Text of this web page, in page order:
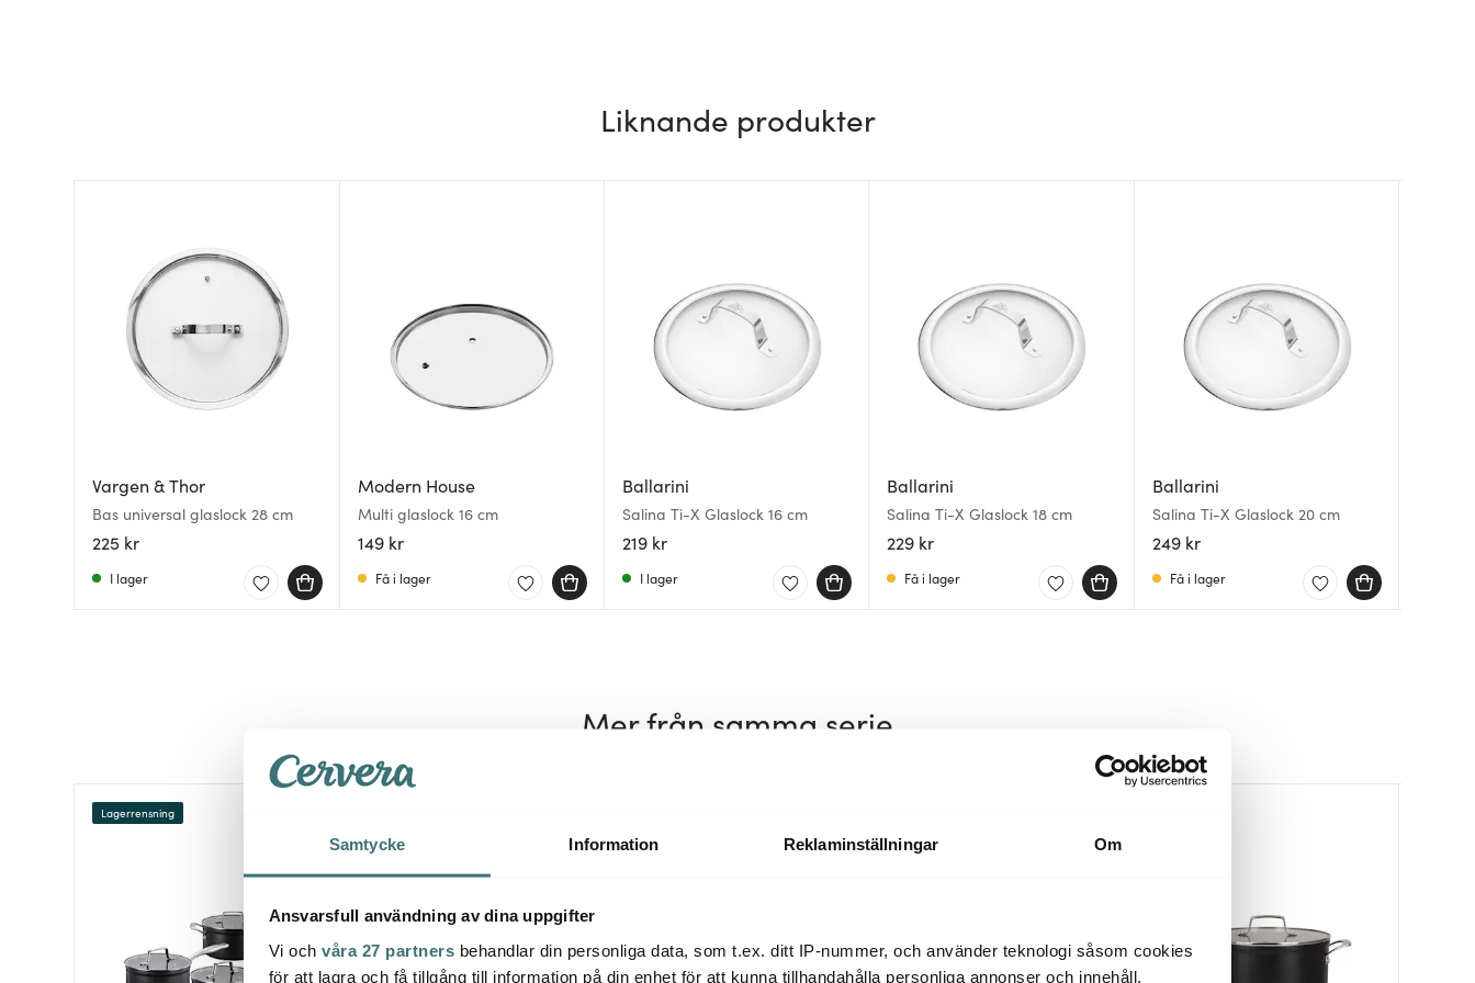
Samtycke Information Reklaminställningar Om
Ansvarsfull användning av dina uppgifter
Vi och våra 27 partners behandlar din personliga data, som t.ex. ditt IP-nummer, och använder teknologi såsom cookies
för att lagra och få tillgång till information på din enhet för att kunna tillhandahålla personliga annonser och innehåll,
Liknande produkter
Vargen & Thor
Bas universal glaslock 28 cm
225 kr
I lager
Modern House
Multi glaslock 16 cm
149 kr
Få i lager
Ballarini
Salina Ti-X Glaslock 16 cm
219 kr
I lager
Ballarini
Salina Ti-X Glaslock 18 cm
229 kr
Få i lager
Ballarini
Salina Ti-X Glaslock 20 cm
249 kr
Få i lager
Mer från samma serie
Lagerrensning